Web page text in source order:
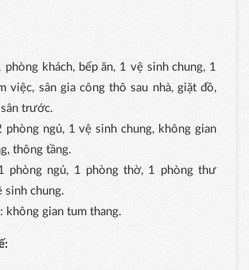
phòng khách, bếp ăn, 1 vệ sinh chung, 1
việc, sân gia công thô sau nhà, giặt đồ,
trước.
phòng ngủ, 1 vệ sinh chung, không gian
thông tầng.
phòng ngủ, 1 phòng thờ, 1 phòng thư
sinh chung.
không gian tum thang.